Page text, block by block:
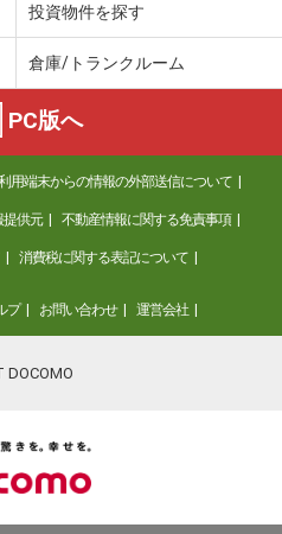
投資物件を探す
倉庫/トランクルーム
PC版へ
用端末からの情報の外部送信について
提供元 不動産情報に関する免責事項
消費税に関する表記について
プ お問い合わせ 運営会社